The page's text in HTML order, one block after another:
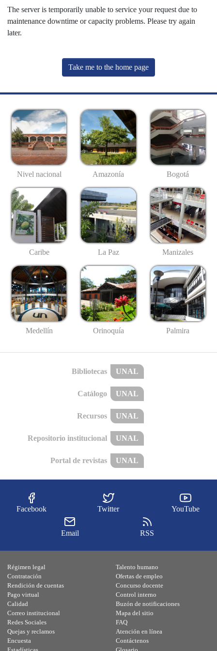
The server is temporarily unable to service your request due to
maintenance downtime or capacity problems. Please try again
later.
Take me to the home page
Nivel nacional Amazonía Bogotá
Caribe La Paz Manizales
Medellín Orinoquía Palmira
Bibliotecas UNAL
Catálogo UNAL
Recursos UNAL
Repositorio institucional UNAL
Portal de revistas UNAL
Facebook Twitter YouTube
Email RSS
Régimen legal
Contratación
Rendición de cuentas
Pago virtual
Calidad
Talento humano
Ofertas de empleo
Concurso docente
Control interno
Buzón de notificaciones
Correo institucional
Redes Sociales
Quejas y reclamos
Encuesta
Mapa del sitio
FAQ
Atención en línea
Contáctenos